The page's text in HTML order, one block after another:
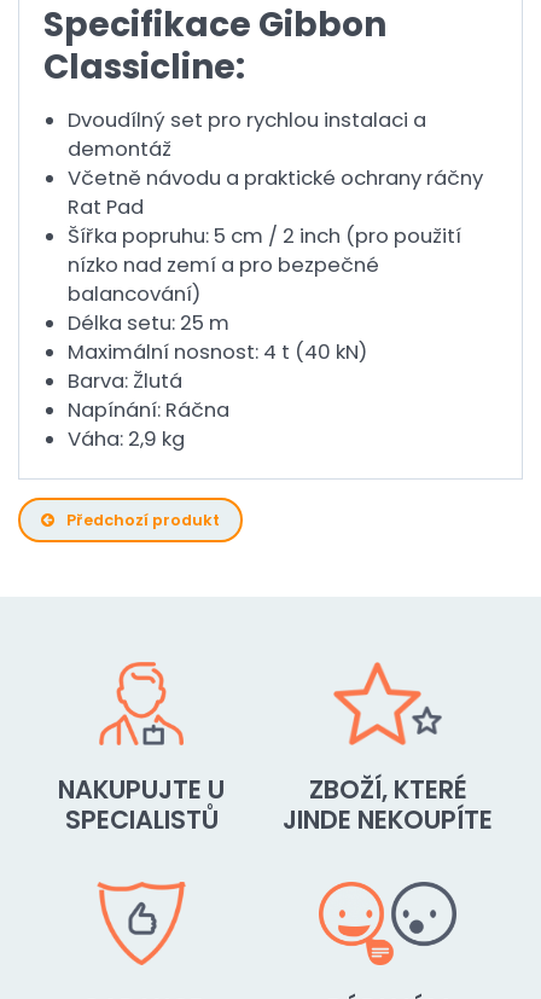
Specifikace Gibbon
Classicline:
Dvoudílný set pro rychlou instalaci a
demontáž
Včetně návodu a praktické ochrany ráčny
Rat Pad
Šířka popruhu: 5 cm / 2 inch (pro použití
nízko nad zemí a pro bezpečné
balancování)
Délka setu: 25 m
Maximální nosnost: 4 t (40 kN)
Barva: Žlutá
Napínání: Ráčna
Váha: 2,9 kg
Předchozí produkt
NAKUPUJTE U
SPECIALISTŮ
ZBOŽÍ, KTERÉ
JINDE NEKOUPÍTE